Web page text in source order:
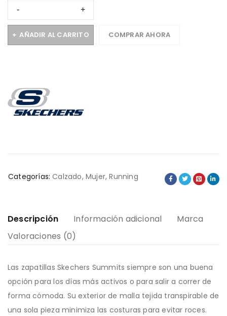
AÑADIR AL CARRITO COMPRAR AHORA
Categorías: Calzado,Mujer,Running
Descripción Información adicional
Marca
Valoraciones (0)
Las zapatillas Skechers Summits siempre son una buena
opción para los días más activos o para salir a correr de
forma cómoda. Su exterior de malla tejida transpirable de
una sola pieza minimiza las costuras para evitar roces.